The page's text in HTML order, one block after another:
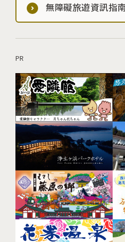
無障礙旅遊資訊指
PR